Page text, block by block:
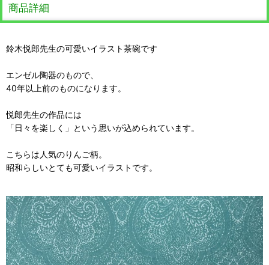
商品詳細
鈴木悦郎先生の可愛いイラスト茶碗です
エンゼル陶器のもので、
40年以上前のものになります。
悦郎先生の作品には
「日々を楽しく」という思いが込められています。
こちらは人気のりんご柄。
昭和らしいとても可愛いイラストです。